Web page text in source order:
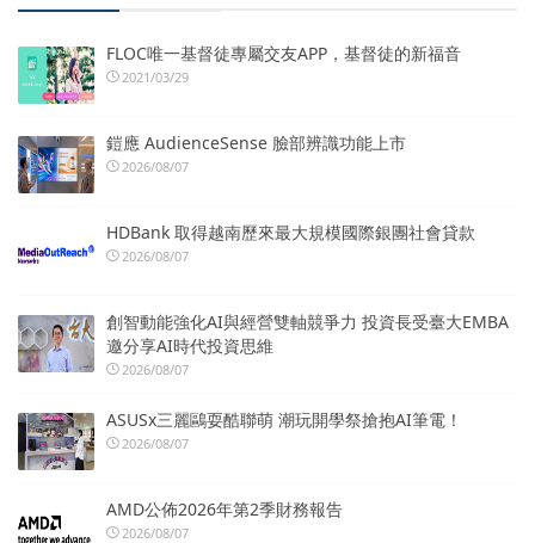
FLOC唯一基督徒專屬交友APP，基督徒的新福音
2021/03/29
鎧應 AudienceSense 臉部辨識功能上市
2026/08/07
HDBank 取得越南歷來最大規模國際銀團社會貸款
2026/08/07
創智動能強化AI與經營雙軸競爭力 投資長受臺大EMBA
邀分享AI時代投資思維
2026/08/07
ASUSx三麗鷗耍酷聯萌 潮玩開學祭搶抱AI筆電！
2026/08/07
AMD公佈2026年第2季財務報告
2026/08/07